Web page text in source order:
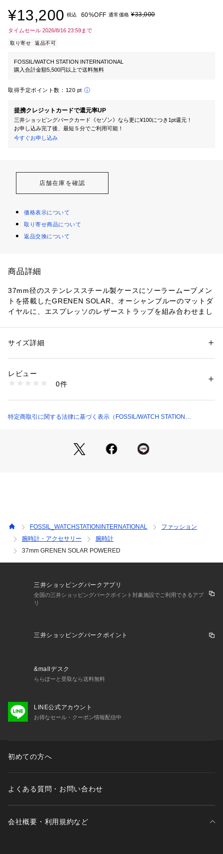
¥13,200 税込 60%OFF 通常価格 ¥33,000
タイムセール 2026/8/16 23:59まで
取り寄せ 返品不可
FOSSIL/WATCH STATION INTERNATIONAL
購入合計金額5,500円以上で送料無料
取得予定ポイント数： 120 pt
提携クレジットカードで還元率UP
三井ショッピングパークカード《セゾン》なら更に¥100につき1pt還元！
お申し込み完了後、最短５分でご利用可能！
今すぐお申し込み
店舗在庫を確認
価格表示について
取り寄せ商品について
返品交換について
商品詳細
37mm径のステンレススチール製ケースにソーラームーブメン
トを搭載したGRENEN SOLAR。オーシャンブルーのマットダ
イヤルに、エスプレッソのレザーストラップを組み合わせまし
カテゴリー：時計（ウォッチ）
デザイン美学を大切にしています。 ミニマルでシンプル、そ
と革新を続けています。
※【充電式でないクオーツ製品の場合】お買い上げいただきま
した時計にセットされている電池は、機能や性能に問題がない
かをチェックするモニター電池となっております。お買い上げ
いただくまでの期間にも電池はある程度消耗するものでご購入
対象外となりますので、予めご了承ください。
性別：メンズ
素材：再生ステンレススチール50%以上 / LWGレザー
商品番号：
SKW6838 （ショップ）
サイズ詳細
レビュー
0件
特定商取引に関する法律に基づく表示（FOSSIL/WATCH STATION
FOSSIL_WATCHSTATIONINTERNATIONAL
ファッション
腕時計・アクセサリー
腕時計
37mm GRENEN SOLAR POWERED
三井ショッピングパークアプリ
全国の三井ショッピングパークポイント対象施設でご利用できるアプ
リ
三井ショッピングパークポイント
&mallデスク
ららぽーと受取なら送料無料
LINE公式アカウント
お得なセール・クーポン情報配信中
初めての方へ
よくある質問・お問い合わせ
会社概要・利用規約など